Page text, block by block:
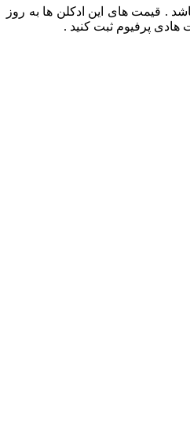
. قیمت های این ادکلن ها به روز
پرفیوم ثبت کنید .